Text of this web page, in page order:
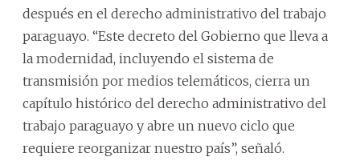
después en el derecho administrativo del trabajo
paraguayo. “Este decreto del Gobierno que lleva a
la modernidad, incluyendo el sistema de
transmisión por medios telemáticos, cierra un
capítulo histórico del derecho administrativo del
trabajo paraguayo y abre un nuevo ciclo que
requiere reorganizar nuestro país”, señaló.